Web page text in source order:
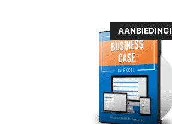
AANBIEDING!